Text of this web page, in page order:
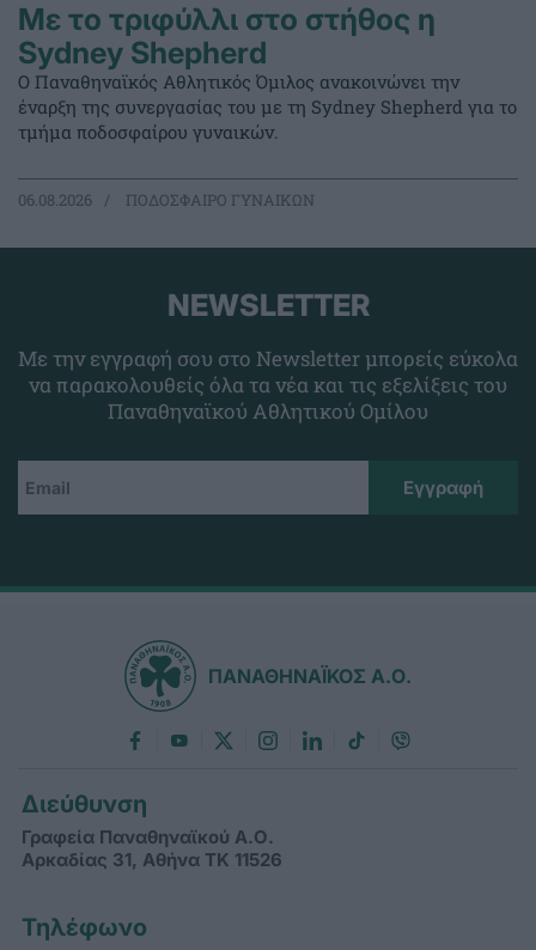
Με το τριφύλλι στο στήθος η
Sydney Shepherd
Ο Παναθηναϊκός Αθλητικός Όμιλος ανακοινώνει την
έναρξη της συνεργασίας του με τη Sydney Shepherd για το
τμήμα ποδοσφαίρου γυναικών.
06.08.2026 ΠΟΔΟΣΦΑΙΡΟ ΓΥΝΑΙΚΩΝ
NEWSLETTER
Με την εγγραφή σου στο Newsletter μπορείς εύκολα
να παρακολουθείς όλα τα νέα και τις εξελίξεις του
Παναθηναϊκού Αθλητικού Ομίλου
ΠΑΝΑΘΗΝΑΪΚΟΣ Α.Ο.
Διεύθυνση
Γραφεία Παναθηναϊκού Α.Ο.
Αρκαδίας 31, Αθήνα ΤΚ 11526
Τηλέφωνο